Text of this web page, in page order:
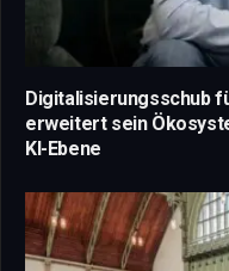
Digitalisierungsschub
erweitert sein
KI-Ebene